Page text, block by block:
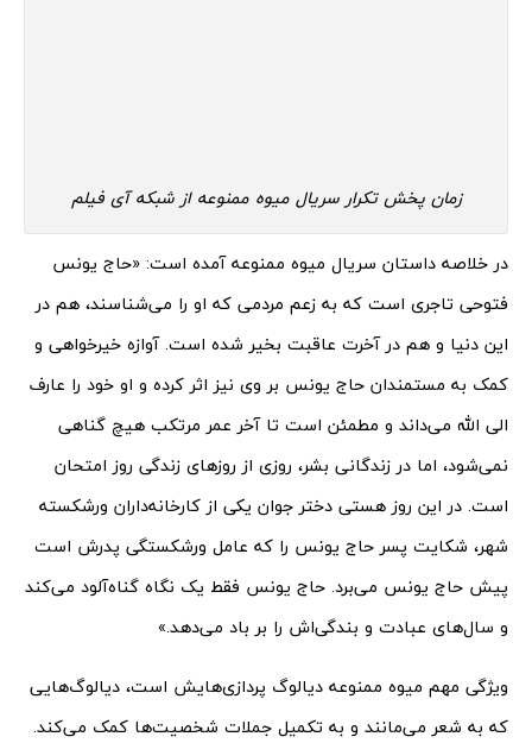
زمان پخش تکرار سریال میوه ممنوعه از شبکه آی فیلم
در خلاصه داستان سریال میوه ممنوعه آمده است: «حاج یونس
فتوحی تاجری است که به زعم مردمی که او را می‌شناسند، هم در
این دنیا و هم در آخرت عاقبت بخیر شده است. آوازه خیرخواهی و
کمک به مستمندان حاج یونس بر وی نیز اثر کرده و او خود را عارف
الی الله می‌داند و مطمئن است تا آخر عمر مرتکب هیچ گناهی
نمی‌شود، اما در زندگانی بشر، روزی از روزهای زندگی روز امتحان
است. در این روز هستی دختر جوان یکی از کارخانه‌داران ورشکسته
شهر، شکایت پسر حاج یونس را که عامل ورشکستگی پدرش است
پیش حاج یونس می‌برد. حاج یونس فقط یک نگاه گناه‌‎آلود می‌کند
و سال‌های عبادت و بندگی‌اش را بر باد می‌دهد.»
ویژگی مهم میوه ممنوعه دیالوگ پردازی‌هایش است، دیالوگ‌هایی
که به شعر می‌مانند و به تکمیل جملات شخصیت‌ها کمک می‌کند.